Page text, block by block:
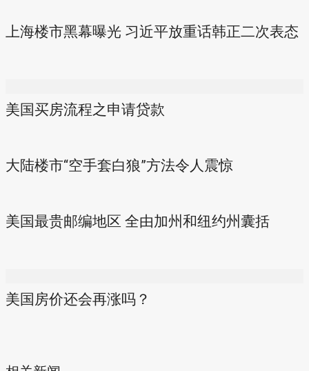
上海楼市黑幕曝光 习近平放重话韩正二次表态
美国买房流程之申请贷款
大陆楼市“空手套白狼”方法令人震惊
美国最贵邮编地区 全由加州和纽约州囊括
美国房价还会再涨吗？